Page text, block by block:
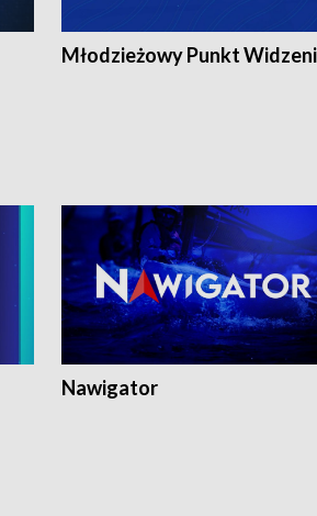
Młodzieżowy Punkt
Nawigator